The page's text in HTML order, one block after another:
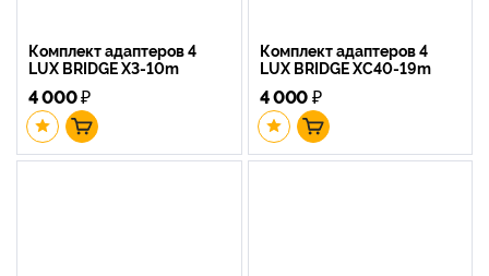
Комплект адаптеров 4
LUX BRIDGE X3-10m
4 000₽
Комплект адаптеров 4
LUX BRIDGE XC40-19m
4 000₽